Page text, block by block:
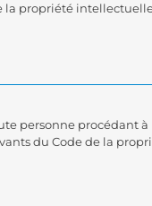
la propriété
personne procédant
du Code de la